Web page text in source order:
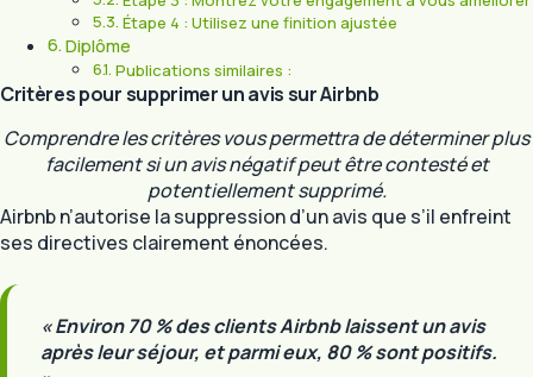
Étape 4 : Utilisez une finition ajustée
Diplôme
Publications similaires :
Critères pour supprimer un avis sur Airbnb
Comprendre les critères vous permettra de déterminer plus
facilement si un avis négatif peut être contesté et
potentiellement supprimé.
Airbnb n’autorise la suppression d’un avis que s’il enfreint
ses directives clairement énoncées.
« Environ 70 % des clients Airbnb laissent un avis
après leur séjour, et parmi eux, 80 % sont positifs.